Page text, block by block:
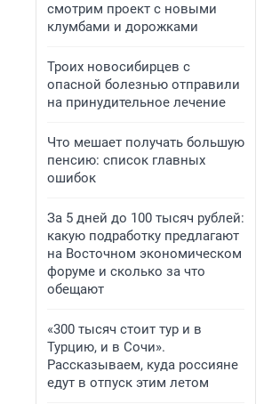
смотрим проект с новыми
клумбами и дорожками
Троих новосибирцев с
опасной болезнью отправили
на принудительное лечение
Что мешает получать большую
пенсию: список главных
ошибок
За 5 дней до 100 тысяч рублей:
какую подработку предлагают
на Восточном экономическом
форуме и сколько за что
обещают
«300 тысяч стоит тур и в
Турцию, и в Сочи».
Рассказываем, куда россияне
едут в отпуск этим летом